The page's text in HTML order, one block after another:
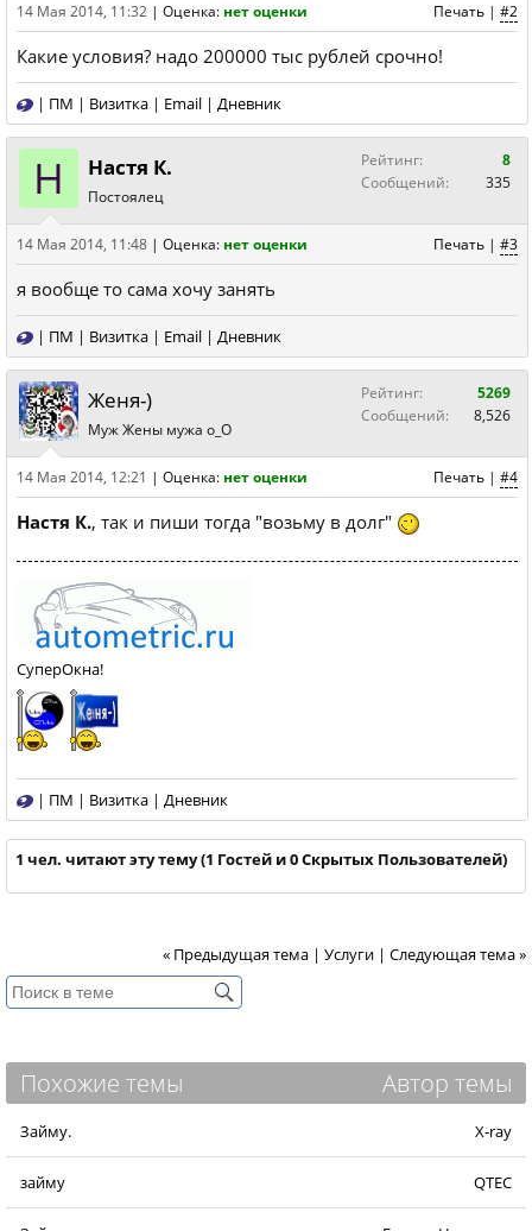
Печать | #2
14 Мая 2014, 11:32 | Оценка: нет оценки
Какие условия? надо 200000 тыс рублей срочно!
| ПМ | Визитка | Email | Дневник
Н Настя К.
Постоялец
Рейтинг:
8
Сообщений:
335
Печать | #3
14 Мая 2014, 11:48 | Оценка: нет оценки
я вообще то сама хочу занять
| ПМ | Визитка | Email | Дневник
Женя-)
Муж Жены мужа о_О
Рейтинг:
5269
Сообщений:
8,526
Печать | #4
14 Мая 2014, 12:21 | Оценка: нет оценки
Настя К., так и пиши тогда "возьму в долг"
СуперОкна!
| ПМ | Визитка | Дневник
1 чел. читают эту тему (1 Гостей и 0 Скрытых Пользователей)
« Предыдущая тема | Услуги | Следующая тема »
Похожие темы Автор темы
Займу. X-ray
займу QTEC